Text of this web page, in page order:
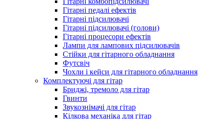
Гітарні педалі ефектів
Гітарні підсилювачі
Гітарні підсилювачі (голови)
Гітарні процесори ефектів
Лампи для лампових підсилювачів
Стійки для гітарного обладнання
Футсвіч
Чохли і кейси для гітарного обладнання
Комплектуючі для гітар
Бриджі, тремоло для гітар
Гвинти
Звукознімачі для гітар
Кілкова механіка для гітар